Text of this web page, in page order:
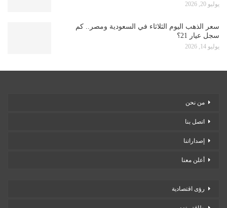
يوليو 20, 2026
سعر الذهب اليوم الثلاثاء في السعودية ومصر.. كم
سجل عيار 21؟
يوليو 14, 2026
من نحن
اتصل بنا
إصداراتنا
أعلن معنا
رؤى اقتصادية